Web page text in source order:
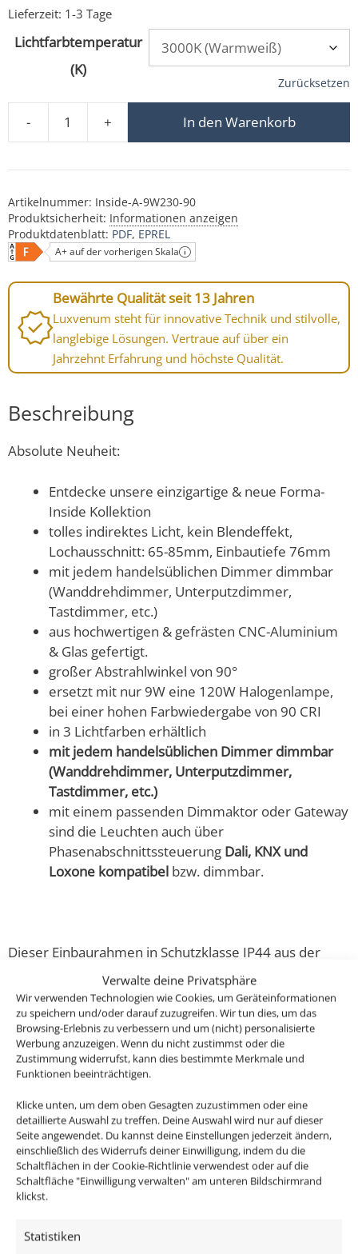
Verwalte deine Privatsphäre
Wir verwenden Technologien wie Cookies, um Geräteinformationen
zu speichern und/oder darauf zuzugreifen. Wir tun dies, um das
Browsing-Erlebnis zu verbessern und um (nicht) personalisierte
Werbung anzuzeigen. Wenn du nicht zustimmst oder die
Zustimmung widerrufst, kann dies bestimmte Merkmale und
Funktionen beeinträchtigen.
Klicke unten, um dem oben Gesagten zuzustimmen oder eine
detaillierte Auswahl zu treffen. Deine Auswahl wird nur auf dieser
Seite angewendet. Du kannst deine Einstellungen jederzeit ändern,
einschließlich des Widerrufs deiner Einwilligung, indem du die
Schaltflächen in der Cookie-Richtlinie verwendest oder auf die
Schaltfläche "Einwilligung verwalten" am unteren Bildschirmrand
klickst.
Statistiken
Lieferzeit: 1-3 Tage
Lichtfarbtemperatur
(K)
Zurücksetzen
-
Forma-Inside Einbauleuchte 230V | 9W & dimmbar |
+ In den Warenkorb
Artikelnummer: Inside-A-9W230-90
Produktsicherheit: Informationen anzeigen
Produktdatenblatt: PDF EPREL
A+ auf der vorherigen Skala
Bewährte Qualität seit 13 Jahren
Luxvenum steht für innovative Technik und stilvolle,
langlebige Lösungen. Vertraue auf über ein
Jahrzehnt Erfahrung und höchste Qualität.
Beschreibung
Absolute Neuheit:
Entdecke unsere einzigartige & neue Forma-
Inside Kollektion
tolles indirektes Licht, kein Blendeffekt,
Lochausschnitt: 65-85mm, Einbautiefe 76mm
mit jedem handelsüblichen Dimmer dimmbar
(Wanddrehdimmer, Unterputzdimmer,
Tastdimmer, etc.)
aus hochwertigen & gefrästen CNC-Aluminium
& Glas gefertigt.
großer Abstrahlwinkel von 90°
ersetzt mit nur 9W eine 120W Halogenlampe,
bei einer hohen Farbwiedergabe von 90 CRI
in 3 Lichtfarben erhältlich
mit jedem handelsüblichen Dimmer dimmbar
(Wanddrehdimmer, Unterputzdimmer,
Tastdimmer, etc.)
mit einem passenden Dimmaktor oder Gateway
sind die Leuchten auch über
Phasenabschnittssteuerung Dali, KNX und
Loxone kompatibel bzw. dimmbar.
Dieser Einbaurahmen in Schutzklasse IP44 aus der
Forma-Inside Kollektion ist aus hochwertigstem, CNC-
gefrästen Voll-Aluminium gefertigt.
Er ist sowohl für die Deckeninstallation in
Wohnräumen, Bädern aber auch für den überdachten
Außenbereich geeignet.
Passendes Zubehör:
DALI Dimmaktor
Funkdimmer
Zigbee / Philips Hue